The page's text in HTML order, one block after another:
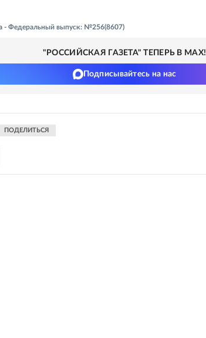
- Федеральный выпуск: №256(8607)
"РОССИЙСКАЯ ГАЗЕТА" ТЕПЕРЬ В MAX!
Подписывайтесь на нас
ПОДЕЛИТЬСЯ